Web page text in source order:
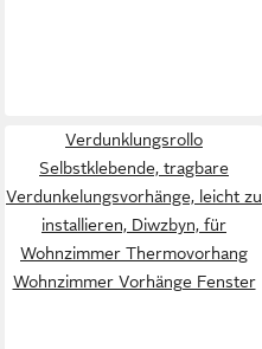
Verdunklungsrollo
Selbstklebende, tragbare
Verdunkelungsvorhänge, leicht zu
installieren, Diwzbyn, für
Wohnzimmer Thermovorhang
Wohnzimmer Vorhänge Fenster